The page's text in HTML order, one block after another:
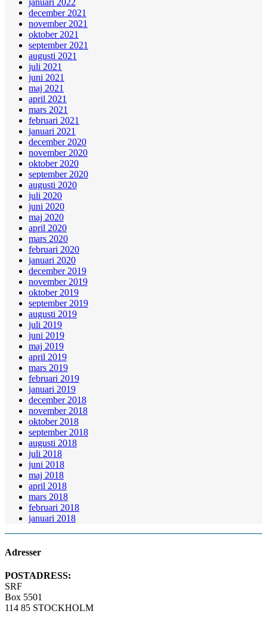
januari 2022
december 2021
november 2021
oktober 2021
september 2021
augusti 2021
juli 2021
juni 2021
maj 2021
april 2021
mars 2021
februari 2021
januari 2021
december 2020
november 2020
oktober 2020
september 2020
augusti 2020
juli 2020
juni 2020
maj 2020
april 2020
mars 2020
februari 2020
januari 2020
december 2019
november 2019
oktober 2019
september 2019
augusti 2019
juli 2019
juni 2019
maj 2019
april 2019
mars 2019
februari 2019
januari 2019
december 2018
november 2018
oktober 2018
september 2018
augusti 2018
juli 2018
juni 2018
maj 2018
april 2018
mars 2018
februari 2018
januari 2018
Adresser
POSTADRESS:
SRF
Box 5501
114 85 STOCKHOLM